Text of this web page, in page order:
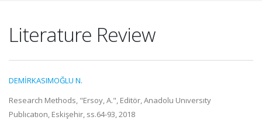
Literature Review
DEMİRKASIMOĞLU N.
Research Methods, "Ersoy, A.", Editör, Anadolu Unıversıty
Publıcatıon, Eskişehir, ss.64-93, 2018